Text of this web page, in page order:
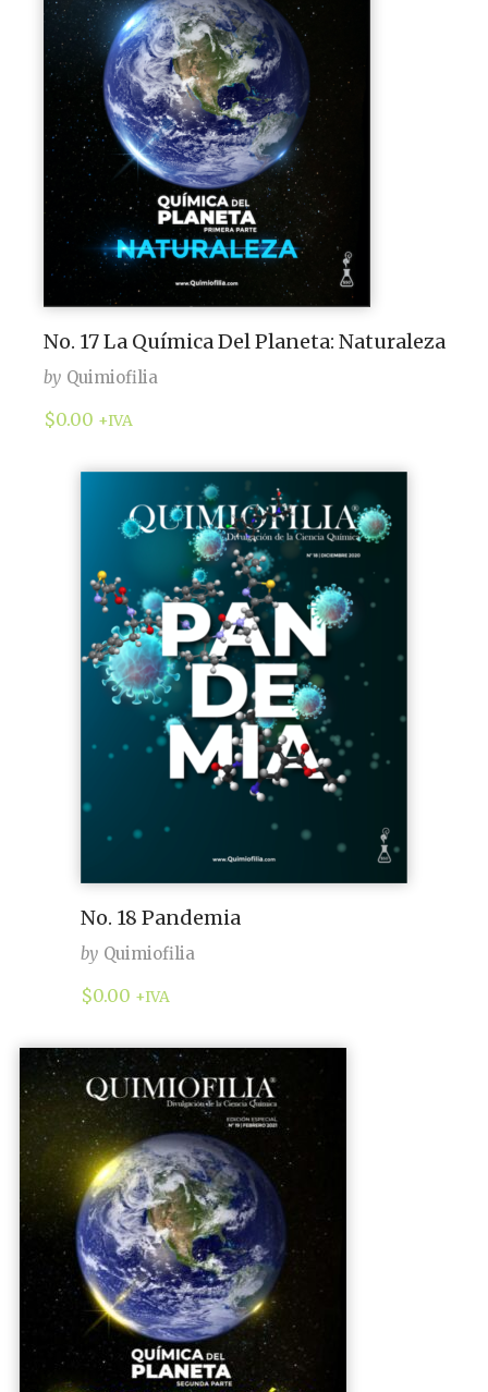
No. 17 La Química Del Planeta: Naturaleza
by Quimiofilia
$0.00 +IVA
No. 18 Pandemia
by Quimiofilia
$0.00 +IVA